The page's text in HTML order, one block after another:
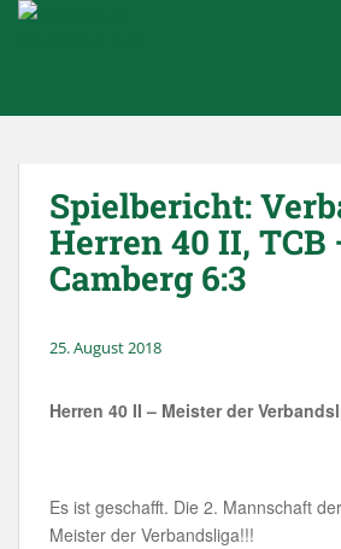
Skip to main content
Spielbericht:
Herren 40 II, TCB
Camberg 6:3
25. August 2018
Herren 40 II – Meister der
Es ist geschafft. Die 2. Mannschaft
Meister der Verbandsliga!!!